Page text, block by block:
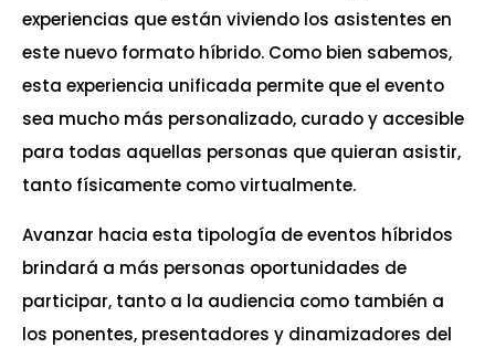
experiencias que están viviendo los asistentes en
este nuevo formato híbrido. Como bien sabemos,
esta experiencia unificada permite que el evento
sea mucho más personalizado, curado y accesible
para todas aquellas personas que quieran asistir,
tanto físicamente como virtualmente.
Avanzar hacia esta tipología de eventos híbridos
brindará a más personas oportunidades de
participar, tanto a la audiencia como también a
los ponentes, presentadores y dinamizadores del